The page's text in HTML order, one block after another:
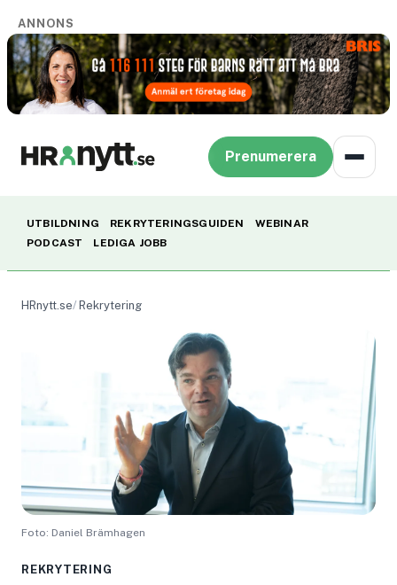
ANNONS
Prenumerera
UTBILDNING REKRYTERINGSGUIDEN
WEBINAR
PODCAST
LEDIGA JOBB
HRnytt.se Rekrytering
Foto: Daniel Brämhagen
REKRYTERING